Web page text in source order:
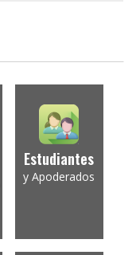
Estudiantes
y Apoderados